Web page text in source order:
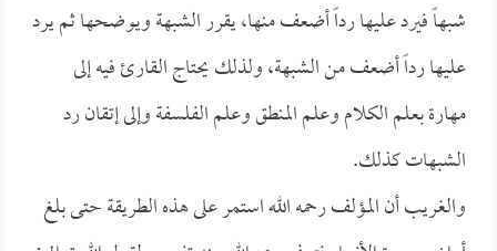
شبهاً فيرد عليها رداً أضعف منها، يقرر الشبهة ويوضحها ثم يرد
عليها رداً أضعف من الشبهة، ولذلك يحتاج القارئ فيه إلى
مهارة بعلم الكلام وعلم المنطق وعلم الفلسفة وإلى إتقان رد
الشبهات كذلك.
والغريب أن المؤلف رحمه الله استمر على هذه الطريقة حتى بلغ